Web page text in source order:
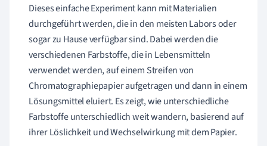
Dieses einfache Experiment kann mit Materialien
durchgeführt werden, die in den meisten Labors oder
sogar zu Hause verfügbar sind. Dabei werden die
verschiedenen Farbstoffe, die in Lebensmitteln
verwendet werden, auf einem Streifen von
Chromatographiepapier aufgetragen und dann in einem
Lösungsmittel eluiert. Es zeigt, wie unterschiedliche
Farbstoffe unterschiedlich weit wandern, basierend auf
ihrer Löslichkeit und Wechselwirkung mit dem Papier.